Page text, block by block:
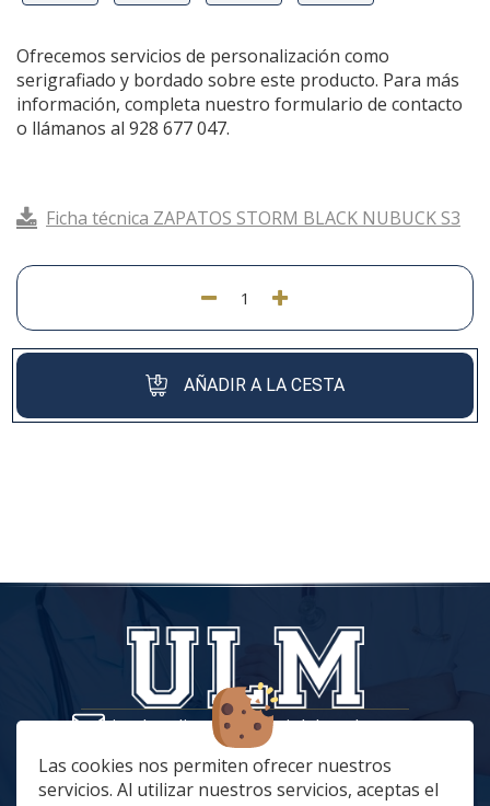
Las cookies nos permiten ofrecer nuestros
servicios. Al utilizar nuestros servicios, aceptas el
Ofrecemos servicios de personalización como
serigrafiado y bordado sobre este producto. Para más
información, completa nuestro formulario de contacto
o llámanos al 928 677 047.
Ficha técnica ZAPATOS STORM BLACK NUBUCK S3
AÑADIR A LA CESTA
tiendaonline@vestuariolaboralmc.com
928 67 70 47
lunes a Jueves: 8:00 a 16:00 | viernes: 8:00 a 15:00